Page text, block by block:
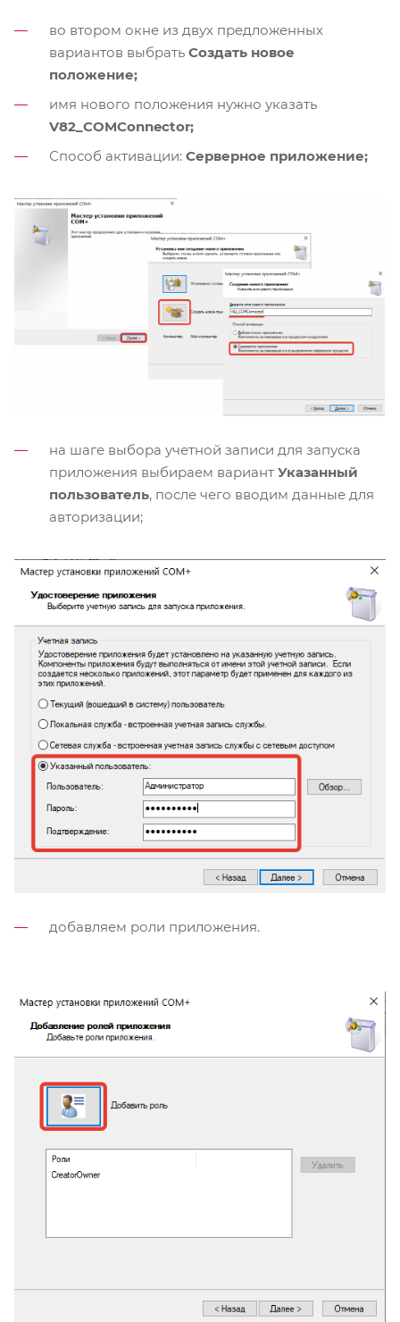
во втором окне из двух предложенных
вариантов выбрать Создать новое
положение;
имя нового положения нужно указать
V82_COMConnector;
Способ активации: Серверное приложение;
на шаге выбора учетной записи для запуска
приложения выбираем вариант Указанный
пользователь, после чего вводим данные для
авторизации;
добавляем роли приложения.